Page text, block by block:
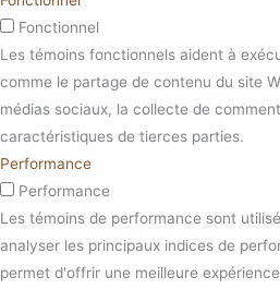
Fonctionnel
Les témoins fonctionnels aident à
comme le partage de contenu du site
médias sociaux, la collecte de
caractéristiques de tierces parties.
Performance
Performance
Les témoins de performance sont
analyser les principaux indices de
permet d'offrir une meilleure